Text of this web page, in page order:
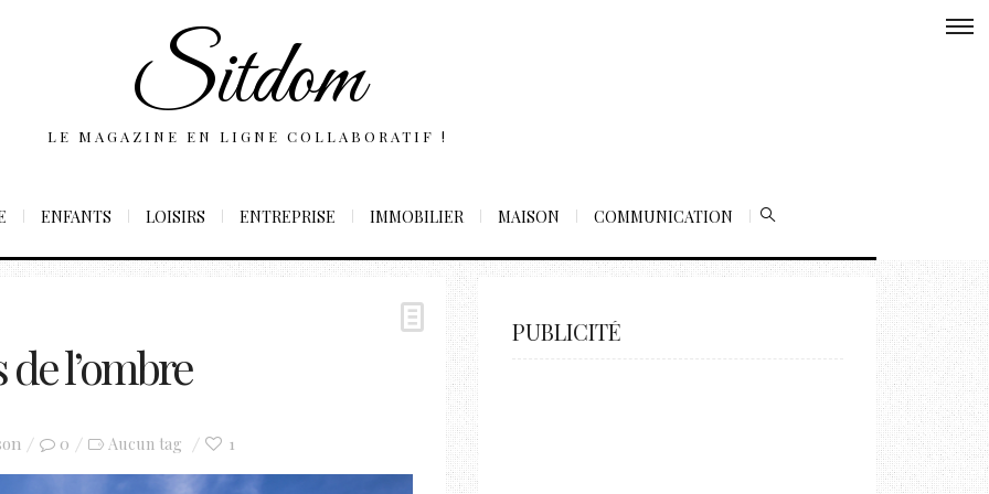
Sitdom
LE MAGAZINE EN LIGNE COLLABORATIF !
ENFANTS LOISIRS ENTREPRISE IMMOBILIER MAISON COMMUNICATION
l’ombre
0 Aucun tag 1
PUBLICITÉ